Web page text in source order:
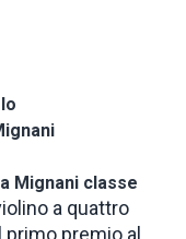
Mignani classe
a quattro
premio al